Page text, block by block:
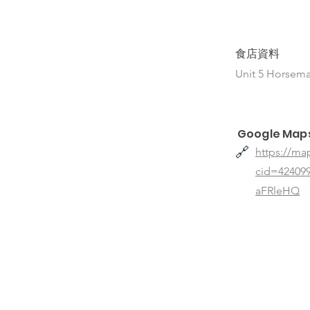
食店資料
Unit 5
Google
🔗 https://
aFRleHQ